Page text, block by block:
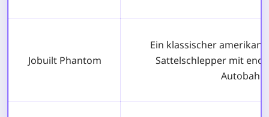
Jobuilt Phantom
Ein klassischer
Sattelschlepper mit